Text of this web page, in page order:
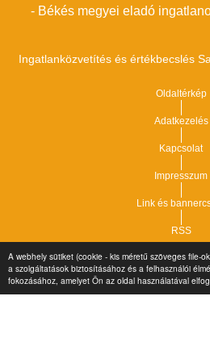
A webhely sütiket (cookie - kis méretű szöveges file-
a szolgáltatások biztosításához és a felhasználói
fokozásához, amelyet Ön az oldal használatával
- Békés megyei eladó
Ingatlanközvetítés és értékbecslés
Oldaltérkép
Adatkezelés
Kapcsolat
Impresszum
Link és
RSS
Copyright © 2021.Vár-Köz Kft. -
adminisztrációs